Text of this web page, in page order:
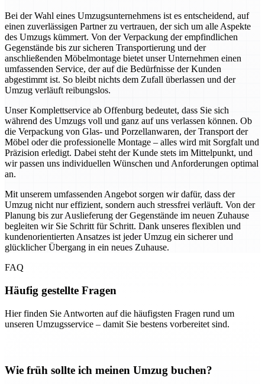
Bei der Wahl eines Umzugsunternehmens ist es entscheidend, auf
einen zuverlässigen Partner zu vertrauen, der sich um alle Aspekte
des Umzugs kümmert. Von der Verpackung der empfindlichen
Gegenstände bis zur sicheren Transportierung und der
anschließenden Möbelmontage bietet unser Unternehmen einen
umfassenden Service, der auf die Bedürfnisse der Kunden
abgestimmt ist. So bleibt nichts dem Zufall überlassen und der
Umzug verläuft reibungslos.
Unser Komplettservice ab Offenburg bedeutet, dass Sie sich
während des Umzugs voll und ganz auf uns verlassen können. Ob
die Verpackung von Glas- und Porzellanwaren, der Transport der
Möbel oder die professionelle Montage – alles wird mit Sorgfalt und
Präzision erledigt. Dabei steht der Kunde stets im Mittelpunkt, und
wir passen uns individuellen Wünschen und Anforderungen optimal
an.
Mit unserem umfassenden Angebot sorgen wir dafür, dass der
Umzug nicht nur effizient, sondern auch stressfrei verläuft. Von der
Planung bis zur Auslieferung der Gegenstände im neuen Zuhause
begleiten wir Sie Schritt für Schritt. Dank unseres flexiblen und
kundenorientierten Ansatzes ist jeder Umzug ein sicherer und
glücklicher Übergang in ein neues Zuhause.
FAQ
Häufig gestellte Fragen
Hier finden Sie Antworten auf die häufigsten Fragen rund um
unseren Umzugsservice – damit Sie bestens vorbereitet sind.
Wie früh sollte ich meinen Umzug buchen?